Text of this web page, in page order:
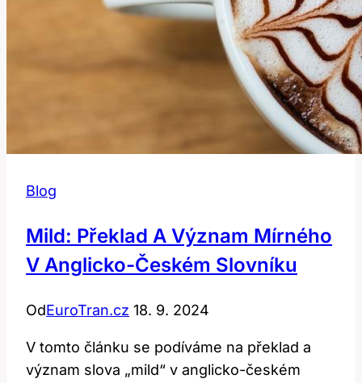
Blog
Mild: Překlad A Význam Mírného
V Anglicko-Českém Slovníku
OdEuroTran.cz 18. 9. 2024
V tomto článku se podíváme na překlad a
význam slova „mild“ v anglicko-českém